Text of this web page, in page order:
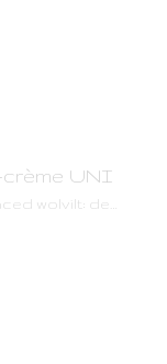
crème UNI
wolvilt: de…